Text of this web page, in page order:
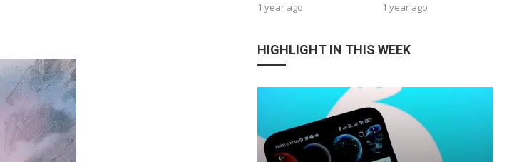
1 year ago 1 year ago
HIGHLIGHT IN THIS WEEK